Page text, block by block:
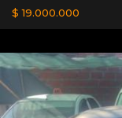
$ 19.000.000